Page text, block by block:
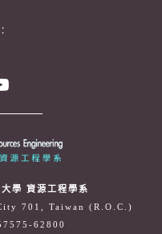
學 資源工程學系
701, Taiwan (R.O.C.)
62800